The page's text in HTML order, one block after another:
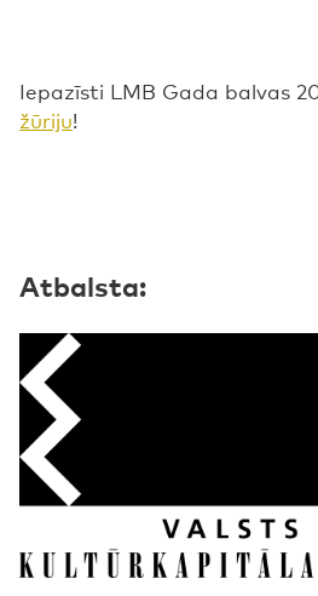
Iepazīsti LMB Gada balvas
žūriju!
Atbalsta: